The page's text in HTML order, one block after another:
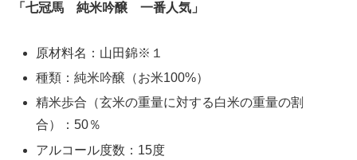
「七冠馬 純米吟醸 一番人気」
原材料名：山田錦※１
種類：純米吟醸（お米100%）
精米歩合（玄米の重量に対する白米の重量の割
合）：50％
アルコール度数：15度